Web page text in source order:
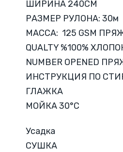
ШИРИНА 240CM
РАЗМЕР РУЛОНА: 30м
МАССА: 125 GSM
QUALTY %100%
NUMBER OPENED
ИНСТРУКЦИЯ ПО
ГЛАЖКА
МОЙКА 30°C
Усадка
СУШКА